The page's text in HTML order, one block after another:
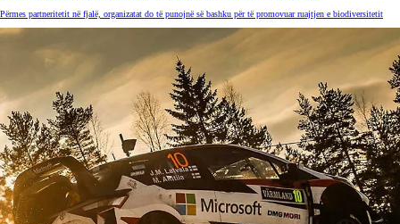
Përmes partneritetit në fjalë, organizatat do të punojnë së bashku për të promovuar ruajtjen e biodiversitetit